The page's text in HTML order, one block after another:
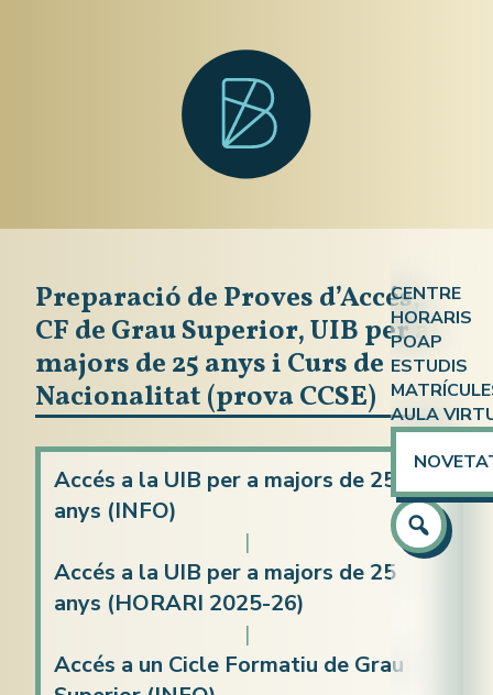
CENTRE
Qui som?
On som?
Calendari
Atenció
Equip
HORARIS
Atenció
ESPA
Català
POAP
ESTUDIS
ESPA i
AULA
Preparació de Proves d’Accés,
CF de Grau Superior, UIB per a
majors de 25 anys i Curs de
Nacionalitat (prova CCSE)
Accés a la UIB per a majors de 25
anys (INFO)
|
Accés a la UIB per a majors de 25
anys (HORARI 2025-26)
|
Accés a un Cicle Formatiu de Grau